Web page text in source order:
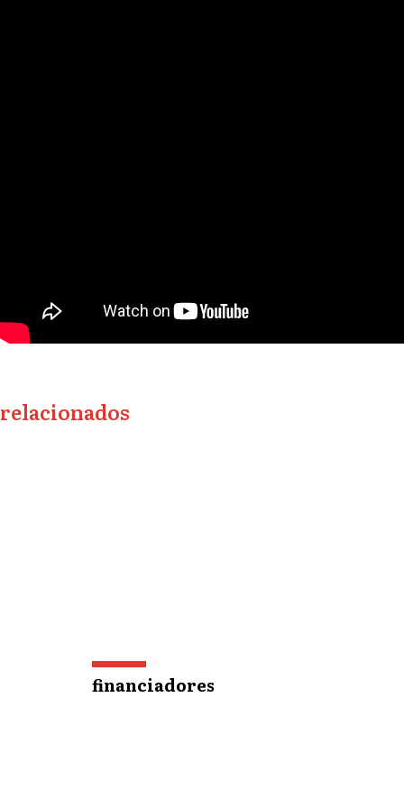
relacionados
financiadores